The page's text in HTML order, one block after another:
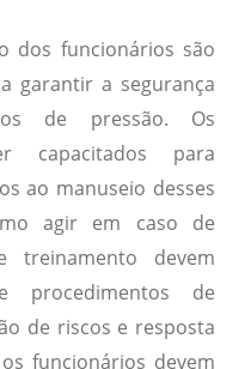
dos funcionários são
garantir a segurança
de pressão. Os
capacitados para
ao manuseio desses
agir em caso de
treinamento devem
procedimentos de
de riscos e resposta
funcionários devem